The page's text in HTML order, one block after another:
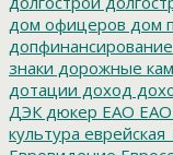
дом офицеров дом
допфинансирование
знаки дорожные
дотации доход
ДЭК дюкер ЕАО
культура